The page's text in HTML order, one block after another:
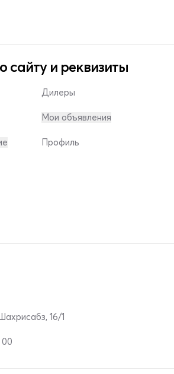
сайту и реквизиты
Дилеры
Мои объявления
Профиль
16/1
00